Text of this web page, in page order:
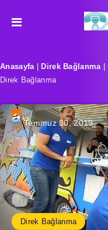
Anasayfa| Direk Bağlanma|
Direk Bağlanma
Temmuz 30, 2019
Direk Bağlanma